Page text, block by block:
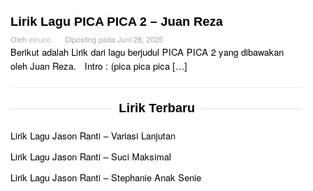
Lirik Lagu PICA PICA 2 – Juan Reza
Olehelnuno Diposting pada Juni 28, 2025
Berikut adalah Lirik dari lagu berjudul PICA PICA 2 yang dibawakan
oleh Juan Reza. Intro : (pica pica pica […]
Lirik Terbaru
Lirik Lagu Jason Ranti – Variasi Lanjutan
Lirik Lagu Jason Ranti – Suci Maksimal
Lirik Lagu Jason Ranti – Stephanie Anak Senie